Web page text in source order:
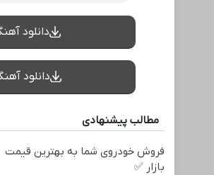
دانلود
دانلود
مطالب پیشنهادی
فروش خودروی شما به بهترین قیمت
بازار ✅